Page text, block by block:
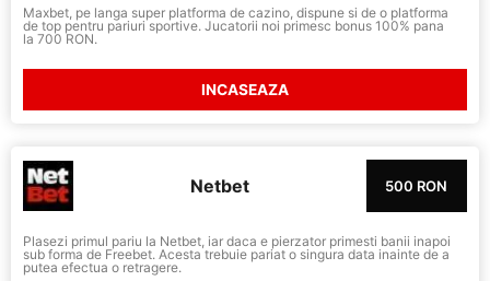
Maxbet, pe langa super platforma de cazino, dispune si de o platforma
de top pentru pariuri sportive. Jucatorii noi primesc bonus 100% pana
la 700 RON.
INCASEAZA
Netbet 500 RON
Plasezi primul pariu la Netbet, iar daca e pierzator primesti banii inapoi
sub forma de Freebet. Acesta trebuie pariat o singura data inainte de a
putea efectua o retragere.